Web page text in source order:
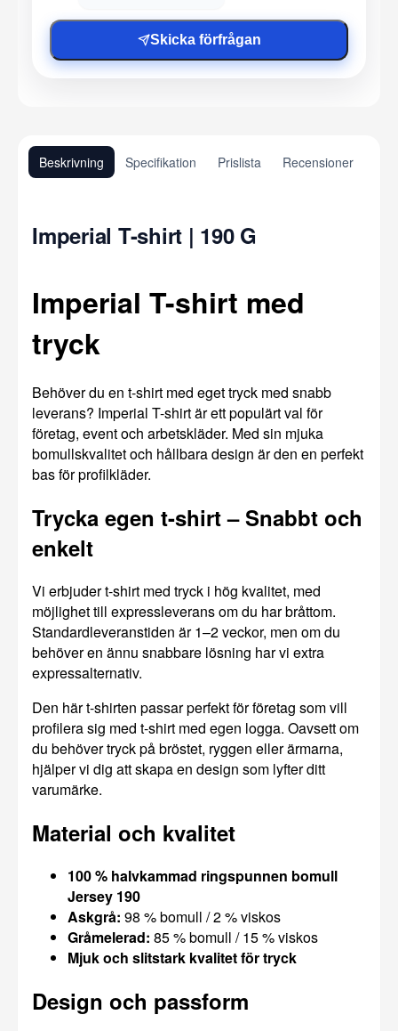
Skicka förfrågan
Beskrivning Specifikation Prislista Recensioner
Imperial T-shirt | 190 G
Imperial T-shirt med
tryck
Behöver du en t-shirt med eget tryck med snabb
leverans? Imperial T-shirt är ett populärt val för
företag, event och arbetskläder. Med sin mjuka
bomullskvalitet och hållbara design är den en perfekt
bas för profilkläder.
Trycka egen t-shirt – Snabbt och
enkelt
Vi erbjuder t-shirt med tryck i hög kvalitet, med
möjlighet till expressleverans om du har bråttom.
Standardleveranstiden är 1–2 veckor, men om du
behöver en ännu snabbare lösning har vi extra
expressalternativ.
Den här t-shirten passar perfekt för företag som vill
profilera sig med t-shirt med egen logga. Oavsett om
du behöver tryck på bröstet, ryggen eller ärmarna,
hjälper vi dig att skapa en design som lyfter ditt
varumärke.
Material och kvalitet
100 % halvkammad ringspunnen bomull
Jersey 190
Askgrå: 98 % bomull / 2 % viskos
Gråmelerad: 85 % bomull / 15 % viskos
Mjuk och slitstark kvalitet för tryck
Design och passform